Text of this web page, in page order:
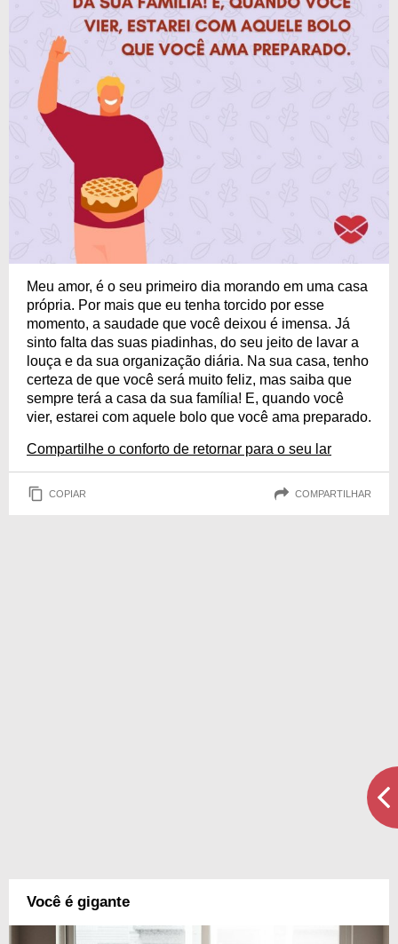
Meu amor, é o seu primeiro dia morando em uma casa
própria. Por mais que eu tenha torcido por esse
momento, a saudade que você deixou é imensa. Já
sinto falta das suas piadinhas, do seu jeito de lavar a
louça e da sua organização diária. Na sua casa, tenho
certeza de que você será muito feliz, mas saiba que
sempre terá a casa da sua família! E, quando você
vier, estarei com aquele bolo que você ama preparado.
Compartilhe o conforto de retornar para o seu lar
COPIAR COMPARTILHAR
Você é gigante